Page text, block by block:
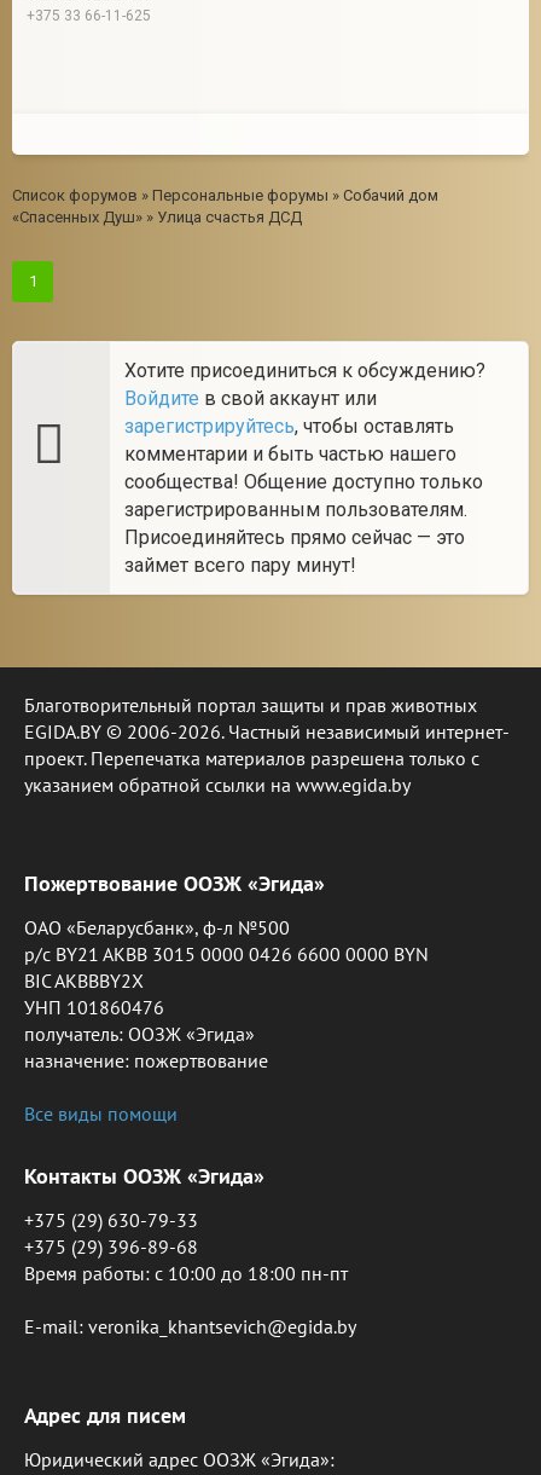
+375 33 66-11-625
Список форумов » Персональные форумы » Собачий дом
«Спасенных Душ» » Улица счастья ДСД
1
Хотите присоединиться к обсуждению?
Войдите в свой аккаунт или
зарегистрируйтесь, чтобы оставлять
комментарии и быть частью нашего
сообщества! Общение доступно только
зарегистрированным пользователям.
Присоединяйтесь прямо сейчас — это
займет всего пару минут!
Благотворительный портал защиты и прав животных
EGIDA.BY © 2006-2026. Частный независимый интернет-
проект. Перепечатка материалов разрешена только с
указанием обратной ссылки на www.egida.by
Пожертвование ООЗЖ «Эгида»
ОАО «Беларусбанк», ф-л №500
р/с BY21 AKBB 3015 0000 0426 6600 0000 BYN
BIC AKBBBY2X
УНП 101860476
получатель: ООЗЖ «Эгида»
назначение: пожертвование
Все виды помощи
Контакты ООЗЖ «Эгида»
+375 (29) 630-79-33
+375 (29) 396-89-68
Время работы: c 10:00 до 18:00 пн-пт
E-mail: veronika_khantsevich@egida.by
Адрес для писем
Юридический адрес ООЗЖ «Эгида»: